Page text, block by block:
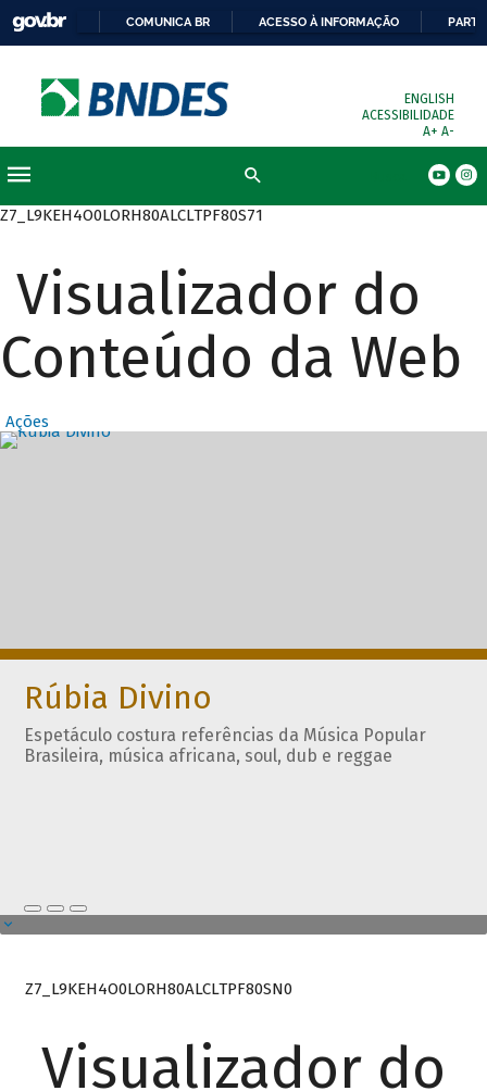
COMUNICA BR ACESSO À INFORMAÇÃO
ENGLISH
ACESSIBILIDADE
A+ A-
Z7_L9KEH4O0LORH80ALCLTPF80S71
Visualizador do
Conteúdo da Web
Ações
Destaques
Rúbia Divino
Espetáculo costura referências da Música Popular
Brasileira, música africana, soul, dub e reggae
Z7_L9KEH4O0LORH80ALCLTPF80SN0
Visualizador do